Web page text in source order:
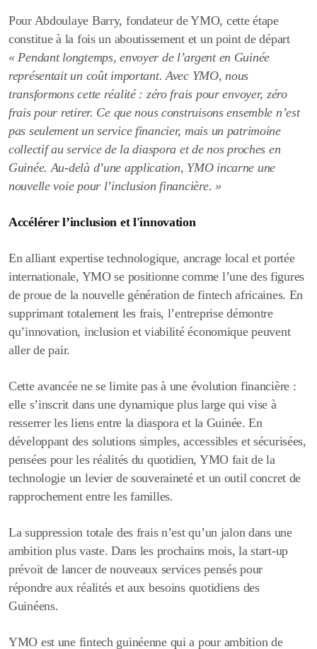
Pour Abdoulaye Barry, fondateur de YMO, cette étape
constitue à la fois un aboutissement et un point de départ
« Pendant longtemps, envoyer de l’argent en Guinée
représentait un coût important. Avec YMO, nous
transformons cette réalité : zéro frais pour envoyer, zéro
frais pour retirer. Ce que nous construisons ensemble n’est
pas seulement un service financier, mais un patrimoine
collectif au service de la diaspora et de nos proches en
Guinée. Au-delà d’une application, YMO incarne une
nouvelle voie pour l’inclusion financière. »
Accélérer l’inclusion et l'innovation
En alliant expertise technologique, ancrage local et portée
internationale, YMO se positionne comme l’une des figures
de proue de la nouvelle génération de fintech africaines. En
supprimant totalement les frais, l’entreprise démontre
qu’innovation, inclusion et viabilité économique peuvent
aller de pair.
Cette avancée ne se limite pas à une évolution financière :
elle s’inscrit dans une dynamique plus large qui vise à
resserrer les liens entre la diaspora et la Guinée. En
développant des solutions simples, accessibles et sécurisées,
pensées pour les réalités du quotidien, YMO fait de la
technologie un levier de souveraineté et un outil concret de
rapprochement entre les familles.
La suppression totale des frais n’est qu’un jalon dans une
ambition plus vaste. Dans les prochains mois, la start-up
prévoit de lancer de nouveaux services pensés pour
répondre aux réalités et aux besoins quotidiens des
Guinéens.
YMO est une fintech guinéenne qui a pour ambition de